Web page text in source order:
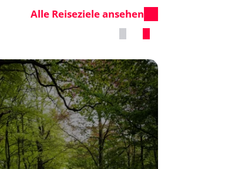
Alle Reiseziele ansehen